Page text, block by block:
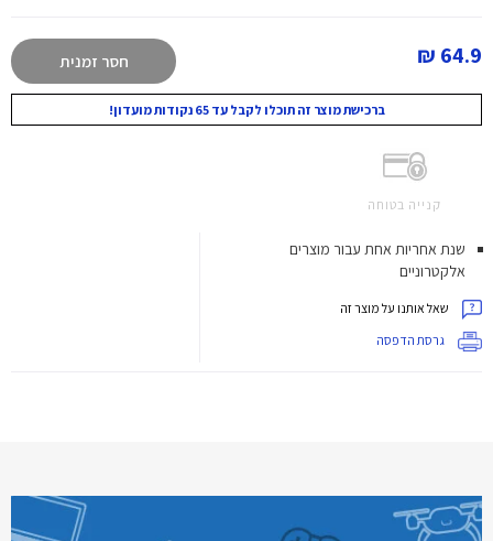
64.9 ₪ חסר זמנית
ברכישת מוצר זה תוכלו לקבל עד 65 נקודות מועדון!
קנייה בטוחה
שנת אחריות אחת עבור מוצרים
אלקטרוניים
שאל אותנו על מוצר זה
גרסת הדפסה